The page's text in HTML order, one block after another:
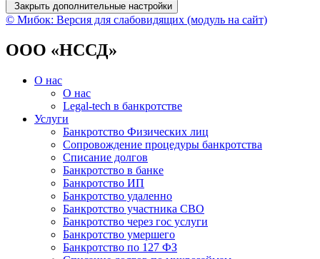
Закрыть дополнительные настройки
© Мибок: Версия для слабовидящих (модуль на сайт)
ООО «НССД»
О нас
О нас
Legal-tech в банкротстве
Услуги
Банкротство Физических лиц
Сопровождение процедуры банкротства
Списание долгов
Банкротство в банке
Банкротство ИП
Банкротство удаленно
Банкротство участника СВО
Банкротство через гос услуги
Банкротство умершего
Банкротство по 127 ФЗ